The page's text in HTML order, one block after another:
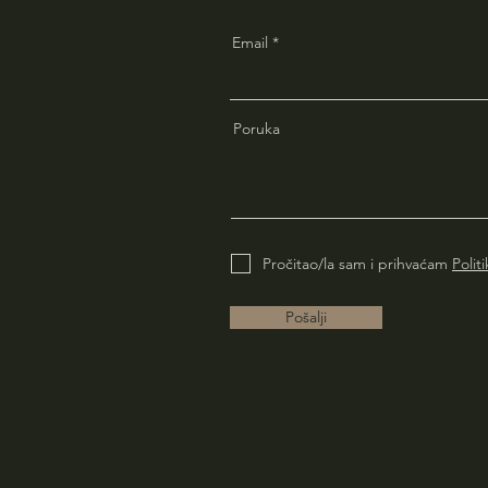
Email
Poruka
Pročitao/la sam i prihvaćam
Pošalji